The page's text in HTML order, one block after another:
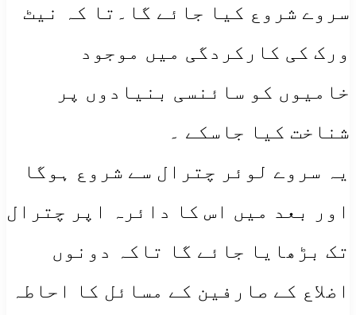
سروے شروع کیا جائے گا۔تا کہ نیٹ
ورک کی کارکردگی میں موجود
خامیوں کو سائنسی بنیادوں پر
شناخت کیا جاسکے ۔
یہ سروے لوئر چترال سے شروع ہوگا
اور بعد میں اس کا دائرہ اپر چترال
تک بڑھایا جائے گا تاکہ دونوں
اضلاع کے صارفین کے مسائل کا احاطہ